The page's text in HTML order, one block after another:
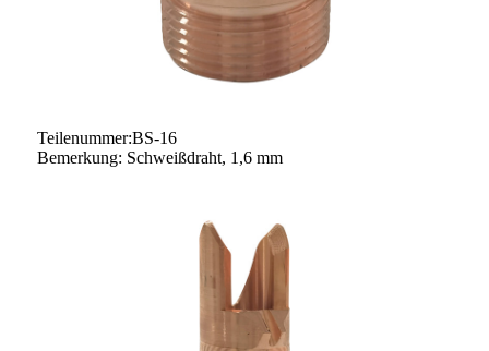
Teilenummer:BS-16
Bemerkung: Schweißdraht, 1,6 mm